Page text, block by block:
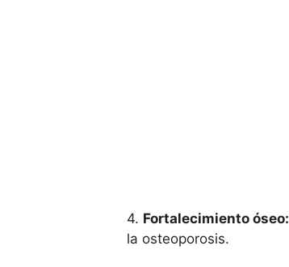
4. Fortalecimiento óseo:
la osteoporosis.